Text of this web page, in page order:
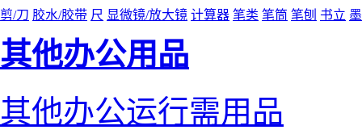
剪/刀 胶水/胶带 尺 显微镜/放大镜 计算器 笔类 笔筒 笔刨 书立
其他办公用品
其他办公运行需用品